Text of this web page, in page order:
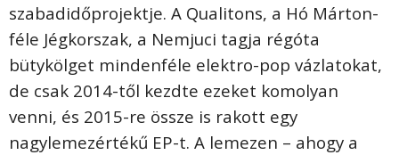
szabadidőprojektje. A Qualitons, a Hó Márton-
féle Jégkorszak, a Nemjuci tagja régóta
bütykölget mindenféle elektro-pop vázlatokat,
de csak 2014-től kezdte ezeket komolyan
venni, és 2015-re össze is rakott egy
nagylemezértékű EP-t. A lemezen – ahogy a